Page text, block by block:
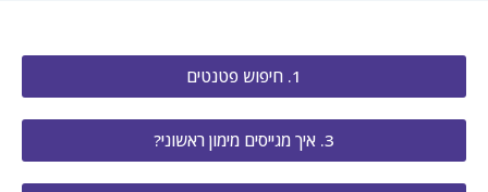
1. חיפוש פטנטים
3. איך מגייסים מימון ראשוני?